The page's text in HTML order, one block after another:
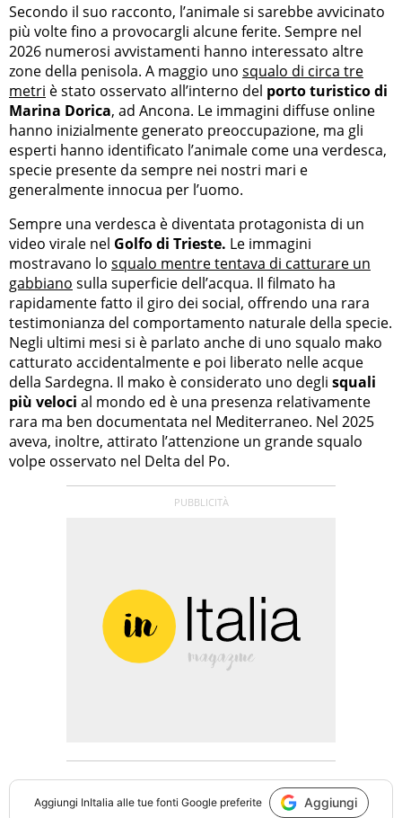
Secondo il suo racconto, l’animale si sarebbe avvicinato
più volte fino a provocargli alcune ferite. Sempre nel
2026 numerosi avvistamenti hanno interessato altre
zone della penisola. A maggio uno squalo di circa tre
metri è stato osservato all’interno del porto turistico di
Marina Dorica, ad Ancona. Le immagini diffuse online
hanno inizialmente generato preoccupazione, ma gli
esperti hanno identificato l’animale come una verdesca,
specie presente da sempre nei nostri mari e
generalmente innocua per l’uomo.
Sempre una verdesca è diventata protagonista di un
video virale nel Golfo di Trieste. Le immagini
mostravano lo squalo mentre tentava di catturare un
gabbiano sulla superficie dell’acqua. Il filmato ha
rapidamente fatto il giro dei social, offrendo una rara
testimonianza del comportamento naturale della specie.
Negli ultimi mesi si è parlato anche di uno squalo mako
catturato accidentalmente e poi liberato nelle acque
della Sardegna. Il mako è considerato uno degli squali
più veloci al mondo ed è una presenza relativamente
rara ma ben documentata nel Mediterraneo. Nel 2025
aveva, inoltre, attirato l’attenzione un grande squalo
volpe osservato nel Delta del Po.
Aggiungi InItalia alle tue fonti Google preferite Aggiungi